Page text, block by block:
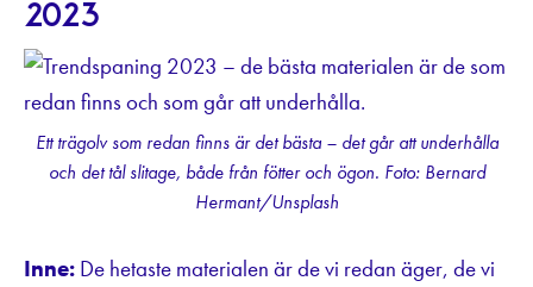
2023
Ett trägolv som redan finns är det bästa – det går att underhålla
och det tål slitage, både från fötter och ögon. Foto: Bernard
Hermant/Unsplash
Inne: De hetaste materialen är de vi redan äger, de vi